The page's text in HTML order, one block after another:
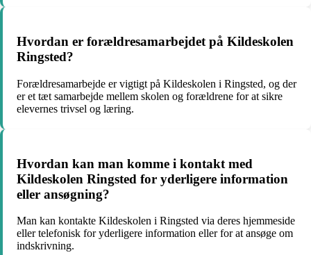
Hvordan er forældresamarbejdet på Kildeskolen
Ringsted?
Forældresamarbejde er vigtigt på Kildeskolen i Ringsted, og der
er et tæt samarbejde mellem skolen og forældrene for at sikre
elevernes trivsel og læring.
Hvordan kan man komme i kontakt med
Kildeskolen Ringsted for yderligere information
eller ansøgning?
Man kan kontakte Kildeskolen i Ringsted via deres hjemmeside
eller telefonisk for yderligere information eller for at ansøge om
indskrivning.